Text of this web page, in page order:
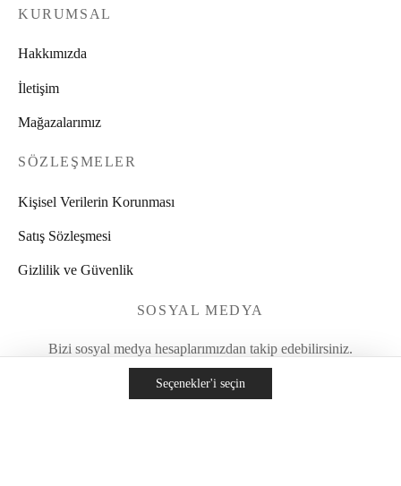
Seçenekler'i seçin
KURUMSAL
Hakkımızda
İletişim
Mağazalarımız
SÖZLEŞMELER
Kişisel Verilerin Korunması
Satış Sözleşmesi
Gizlilik ve Güvenlik
SOSYAL MEDYA
Bizi sosyal medya hesaplarımızdan takip edebilirsiniz.